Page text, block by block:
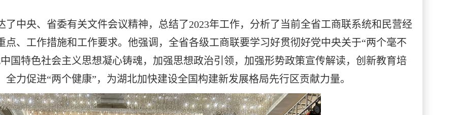
中央、省委有关文件会议精神，总结了2023年工作，分析了当前全省工商联系统和民营经
、工作措施和工作要求。他强调，全省各级工商联要学习好贯彻好党中央关于“两个毫不
国特色社会主义思想凝心铸魂，加强思想政治引领，加强形势政策宣传解读，创新教育培
力促进“两个健康”，为湖北加快建设全国构建新发展格局先行区贡献力量。